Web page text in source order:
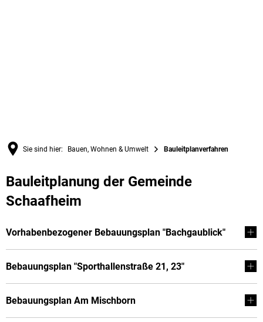
Sie sind hier: Bauen, Wohnen & Umwelt Bauleitplanverfahren
Bauleitplanverfahren
Bauleitplanung der Gemeinde
Schaafheim
Vorhabenbezogener Bebauungsplan "Bachgaublick"
Bebauungsplan "Sporthallenstraße 21, 23"
Bebauungsplan Am Mischborn